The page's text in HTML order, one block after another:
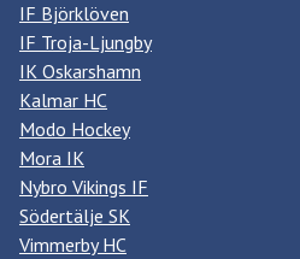
IF Björklöven
IF Troja-Ljungby
IK Oskarshamn
Kalmar HC
Modo Hockey
Mora IK
Nybro Vikings IF
Södertälje SK
Vimmerby HC